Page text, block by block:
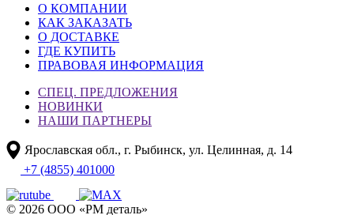
О КОМПАНИИ
КАК ЗАКАЗАТЬ
О ДОСТАВКЕ
ГДЕ КУПИТЬ
ПРАВОВАЯ ИНФОРМАЦИЯ
СПЕЦ. ПРЕДЛОЖЕНИЯ
НОВИНКИ
НАШИ ПАРТНЕРЫ
Ярославская обл., г. Рыбинск, ул. Целинная, д. 14
+7 (4855) 401000
© 2026 ООО «РМ деталь»